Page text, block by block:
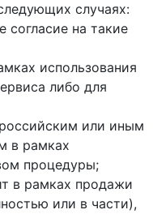
случаях:
согласие на такие
использования
либо для
или иным
в рамках
процедуры;
в рамках продажи
или в части),